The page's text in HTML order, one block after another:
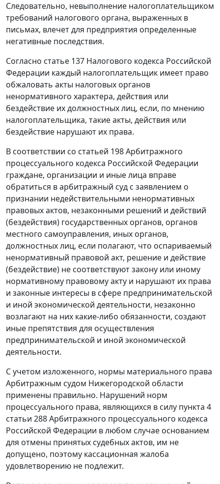
Следовательно, невыполнение налогоплательщиком
требований налогового органа, выраженных в
письмах, влечет для предприятия определенные
негативные последствия.
Согласно статье 137 Налогового кодекса Российской
Федерации каждый налогоплательщик имеет право
обжаловать акты налоговых органов
ненормативного характера, действия или
бездействие их должностных лиц, если, по мнению
налогоплательщика, такие акты, действия или
бездействие нарушают их права.
В соответствии со статьей 198Арбитражного
процессуального кодекса Российской Федерации
граждане, организации и иные лица вправе
обратиться в арбитражный суд с заявлением о
признании недействительными ненормативных
правовых актов, незаконными решений и действий
(бездействия) государственных органов, органов
местного самоуправления, иных органов,
должностных лиц, если полагают, что оспариваемый
ненормативный правовой акт, решение и действие
(бездействие) не соответствуют закону или иному
нормативному правовому акту и нарушают их права
и законные интересы в сфере предпринимательской
и иной экономической деятельности, незаконно
возлагают на них какие-либо обязанности, создают
иные препятствия для осуществления
предпринимательской и иной экономической
деятельности.
С учетом изложенного, нормы материального права
Арбитражным судом Нижегородской области
применены правильно. Нарушений норм
процессуального права, являющихся в силу пункта 4
статьи 288Арбитражного процессуального кодекса
Российской Федерации в любом случае основанием
для отмены принятых судебных актов, им не
допущено, поэтому кассационная жалоба
удовлетворению не подлежит.